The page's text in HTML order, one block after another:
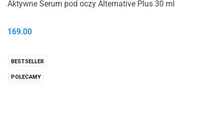
Aktywne Serum pod oczy Alternative Plus 30 ml
169.00
BESTSELLER
POLECAMY